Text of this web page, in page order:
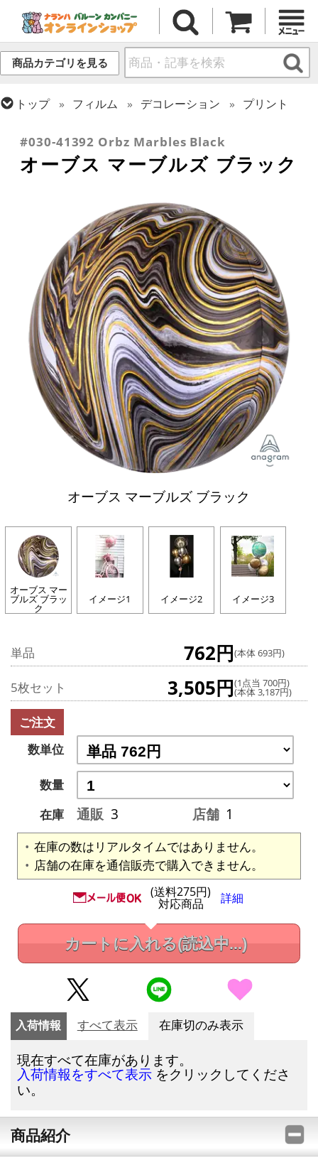
商品カテゴリを見る
トップ フィルム デコレーション
プリント
#030-41392 Orbz Marbles Black
オーブス マーブルズ ブラック
オーブス マーブルズ ブラック
オーブス マー
ブルズ ブラッ
ク
イメージ1 イメージ2 イメージ3
単品 762円(本体 693円)
5枚セット 3,505円(1点当 700円)
(本体 3,187円)
ご注文
数単位
数量
在庫
通販 3 店舗 1
在庫の数はリアルタイムではありません。
店舗の在庫を通信販売で購入できません。
(送料275円)
対応商品 詳細
カートに入れる(読込中...)
入荷情報 すべて表示 在庫切のみ表示
現在すべて在庫があります。
入荷情報をすべて表示 をクリックしてくださ
い。
商品紹介